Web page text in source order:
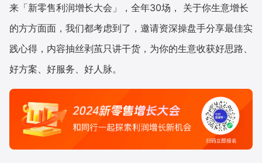
来「新零售利润增长大会」，全年30场， 关于你生意增长
的方方面面，我们都考虑到了，邀请资深操盘手分享最佳实
践心得，内容抽丝剥茧只讲干货，为你的生意收获好思路、
好方案、好服务、好人脉。